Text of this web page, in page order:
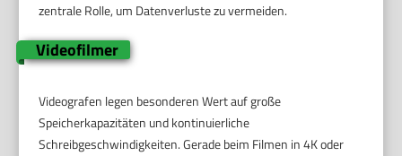
zentrale Rolle, um Datenverluste zu vermeiden.
Videofilmer
Videografen legen besonderen Wert auf große
Speicherkapazitäten und kontinuierliche
Schreibgeschwindigkeiten. Gerade beim Filmen in 4K oder